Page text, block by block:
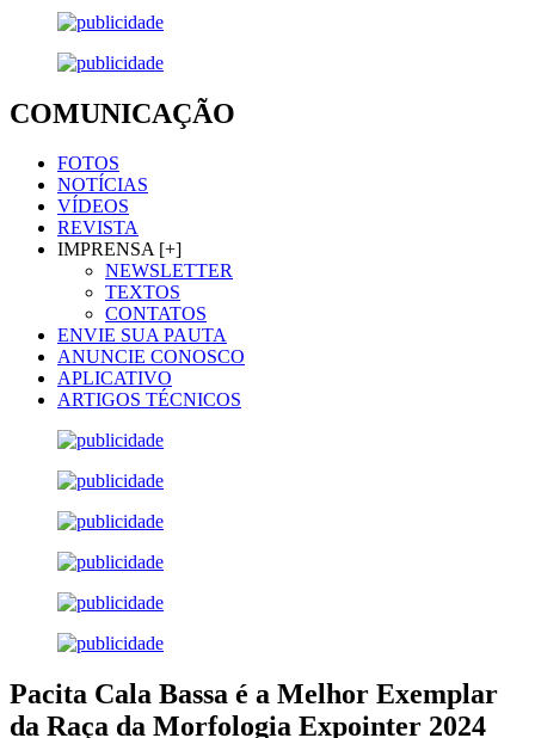
COMUNICAÇÃO
FOTOS
NOTÍCIAS
VÍDEOS
REVISTA
IMPRENSA [+]
NEWSLETTER
TEXTOS
CONTATOS
ENVIE SUA PAUTA
ANUNCIE CONOSCO
APLICATIVO
ARTIGOS TÉCNICOS
Pacita Cala Bassa é a Melhor Exemplar
da Raça da Morfologia Expointer 2024